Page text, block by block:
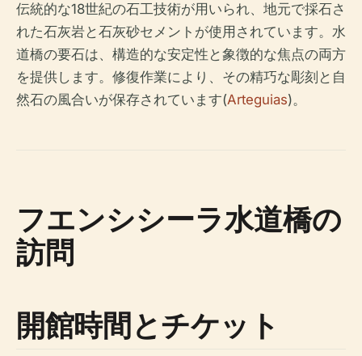
伝統的な18世紀の石工技術が用いられ、地元で採石さ
れた石灰岩と石灰砂セメントが使用されています。水
道橋の要石は、構造的な安定性と象徴的な焦点の両方
を提供します。修復作業により、その精巧な彫刻と自
然石の風合いが保存されています(Arteguias)。
フエンシシーラ水道橋の
訪問
開館時間とチケット